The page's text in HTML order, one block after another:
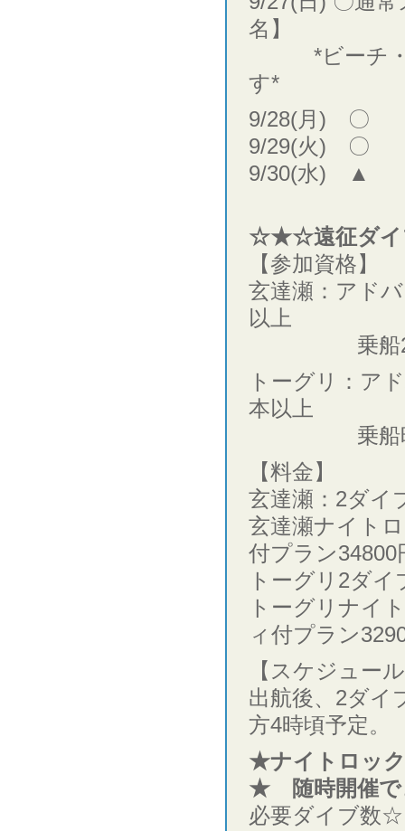
名】
*ビーチ・
す*
9/28(月) 〇
9/29(火) 〇
9/30(水) ▲
☆★☆遠征ダ
【参加資格】
玄達瀬：アド
以上
乗船2時間
トーグリ：ア
本以上
乗船時間
【料金】
玄達瀬：2ダ
玄達瀬ナイト
付プラン34800
トーグリ2ダ
トーグリナイ
ィ付プラン
【スケジュー
出航後、2ダイ
方4時頃予定。
★ナイトロッ
★ 随時開催で
必要ダイブ